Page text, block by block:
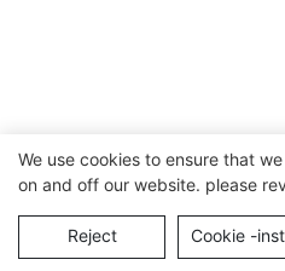
We use cookies to ensure that
on and off our website. please
Reject Cookie -